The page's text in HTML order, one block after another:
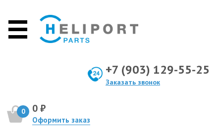
+7 (903) 129-55-25
Заказать звонок
0 0 ₽
Оформить заказ